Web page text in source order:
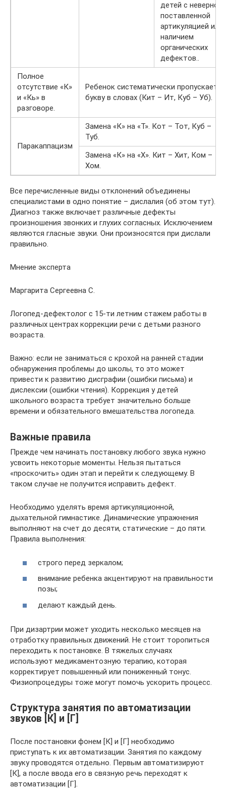
детей с неверно
поставленной
артикуляцией или
наличием
органических
дефектов..
Полное
отсутствие «К»
и «Кь» в
разговоре.
Ребенок систематически пропускает
букву в словах (Кит – Ит, Куб – Уб).
Паракаппацизм
Замена «К» на «Т». Кот – Тот, Куб –
Туб.
Замена «К» на «Х». Кит – Хит, Ком –
Хом.
Все перечисленные виды отклонений объединены
специалистами в одно понятие – дислалия (об этом тут).
Диагноз также включает различные дефекты
произношения звонких и глухих согласных. Исключением
являются гласные звуки. Они произносятся при дислали
правильно.
Мнение эксперта
Маргарита Сергеевна С.
Логопед-дефектолог с 15-ти летним стажем работы в
различных центрах коррекции речи с детьми разного
возраста.
Важно: если не заниматься с крохой на ранней стадии
обнаружения проблемы до школы, то это может
привести к развитию дисграфии (ошибки письма) и
дислексии (ошибки чтения). Коррекция у детей
школьного возраста требует значительно больше
времени и обязательного вмешательства логопеда.
Важные правила
Прежде чем начинать постановку любого звука нужно
усвоить некоторые моменты. Нельзя пытаться
«проскочить» один этап и перейти к следующему. В
таком случае не получится исправить дефект.
Необходимо уделять время артикуляционной,
дыхательной гимнастике. Динамические упражнения
выполняют на счет до десяти, статические – до пяти.
Правила выполнения:
строго перед зеркалом;
внимание ребенка акцентируют на правильности
позы;
делают каждый день.
При дизартрии может уходить несколько месяцев на
отработку правильных движений. Не стоит торопиться
переходить к постановке. В тяжелых случаях
используют медикаментозную терапию, которая
корректирует повышенный или пониженный тонус.
Физиопроцедуры тоже могут помочь ускорить процесс.
Структура занятия по автоматизации
звуков [К] и [Г]
После постановки фонем [К] и [Г] необходимо
приступать к их автоматизации. Занятия по каждому
звуку проводятся отдельно. Первым автоматизируют
[К], а после ввода его в связную речь переходят к
автоматизации [Г].